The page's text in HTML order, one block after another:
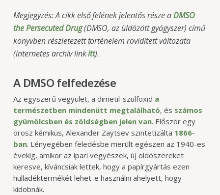
Megjegyzés: A cikk első felének jelentős része aDMSO
the Persecuted Drug(DMSO, az üldözött gyógyszer) című
könyvben részletezett történelem rövidített változata
(internetes archív linkitt).
A DMSO felfedezése
Az egyszerű vegyület, a dimetil-szulfoxid a
természetben mindenütt megtalálható, és számos
gyümölcsben és zöldségben jelen van. Először egy
orosz kémikus, Alexander Zaytsev szintetizálta 1866-
ban. Lényegében feledésbe merült egészen az 1940-es
évekig, amikor az ipari vegyészek, új oldószereket
keresve, kíváncsiak lettek, hogy a papírgyártás ezen
hulladéktermékét lehet-e használni ahelyett, hogy
kidobnák.